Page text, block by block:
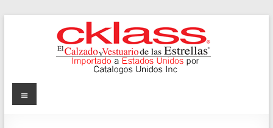
Cklass
Menu